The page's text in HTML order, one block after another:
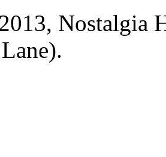
Nostalgia